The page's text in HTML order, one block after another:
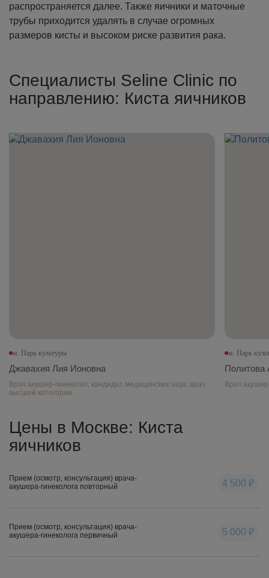
распространяется далее. Также яичники и маточные
трубы приходится удалять в случае огромных
размеров кисты и высоком риске развития рака.
Специалисты Seline Clinic по
направлению: Киста яичников
м. Парк культуры
Джавахия Лия Ионовна
Врач акушер-гинеколог, кандидат медицинских наук, врач
высшей категории
м. Парк
Политова
Врач
Цены в Москве: Киста
яичников
Прием (осмотр, консультация) врача-
акушера-гинеколога повторный
4 500 ₽
Прием (осмотр, консультация) врача-
акушера-гинеколога первичный
5 000 ₽